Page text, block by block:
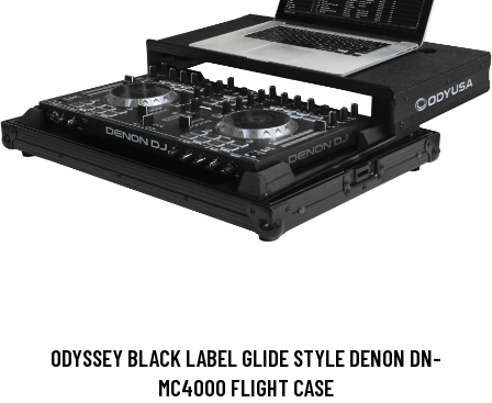
ODYSSEY BLACK LABEL GLIDE STYLE DENON DN-
MC4000 FLIGHT CASE